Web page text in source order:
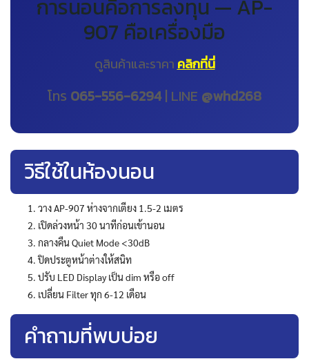
การนอนคือการลงทุน — AP-
907 คือเครื่องมือ
ดูสินค้าและราคา คลิกที่นี่
โทร 065-556-6294 | LINE @whd268
วิธีใช้ในห้องนอน
วาง AP-907 ห่างจากเตียง 1.5-2 เมตร
เปิดล่วงหน้า 30 นาทีก่อนเข้านอน
กลางคืน Quiet Mode <30dB
ปิดประตูหน้าต่างให้สนิท
ปรับ LED Display เป็น dim หรือ off
เปลี่ยน Filter ทุก 6-12 เดือน
คำถามที่พบบ่อย